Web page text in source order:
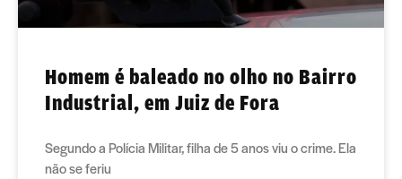
Homem é baleado no olho no Bairro
Industrial, em Juiz de Fora
Segundo a Polícia Militar, filha de 5 anos viu o crime. Ela
não se feriu